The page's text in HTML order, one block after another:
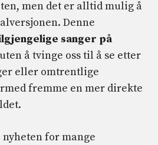
men det er alltid mulig å
Denne
sanger på
å tvinge oss til å se etter
eller omtrentlige
fremme en mer direkte
for mange